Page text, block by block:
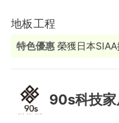
地板工程
特色優惠 榮獲日本
90s科技家